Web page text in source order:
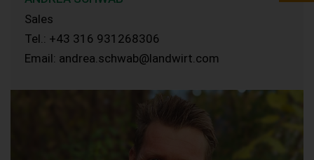
Sales
Tel.: +43 316 931268306
Email: andrea.schwab@landwirt.com